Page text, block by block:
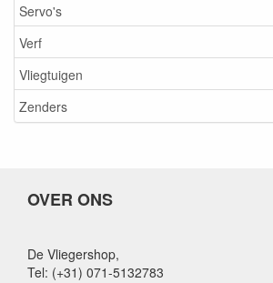
Servo's
Verf
Vliegtuigen
Zenders
OVER ONS
De Vliegershop,
Tel: (+31) 071-5132783